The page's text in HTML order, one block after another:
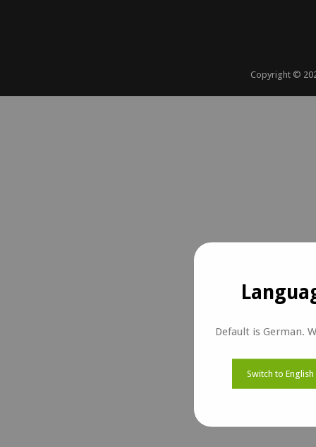
Copyright ©
Default is German.
Switch to English